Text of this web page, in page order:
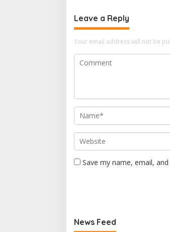
Leave a Reply
Your email address will not be
Save my name, email,
News Feed